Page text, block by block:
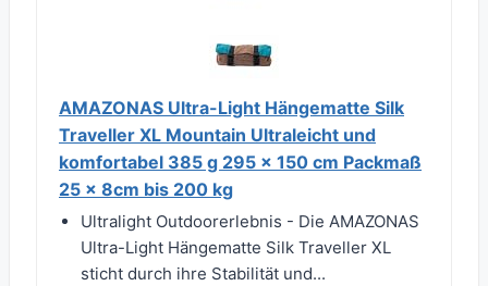
AMAZONAS Ultra-Light Hängematte Silk
Traveller XL Mountain Ultraleicht und
komfortabel 385 g 295 x 150 cm Packmaß
25 x 8cm bis 200 kg
Ultralight Outdoorerlebnis - Die AMAZONAS
Ultra-Light Hängematte Silk Traveller XL
sticht durch ihre Stabilität und...